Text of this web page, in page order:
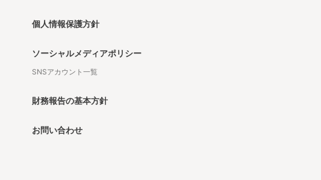
個人情報保護方針
ソーシャルメディアポリシー
SNSアカウント一覧
財務報告の基本方針
お問い合わせ